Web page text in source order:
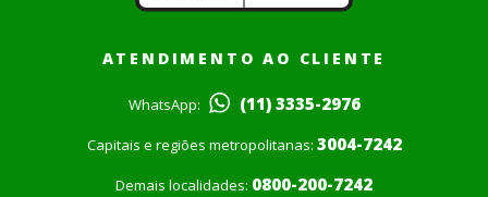
ATENDIMENTO AO CLIENTE
WhatsApp: (11) 3335-2976
Capitais e regiões metropolitanas: 3004-7242
Demais localidades: 0800-200-7242